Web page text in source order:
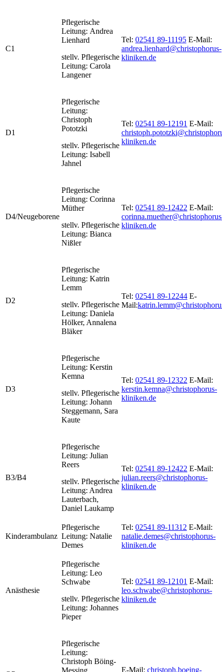
C1
Pflegerische
Leitung: Andrea
Lienhard
stellv. Pflegerische
Leitung: Carola
Langener
Tel: 02541 89-11195 E-Mail:
andrea.lienhard@christophorus-
kliniken.de
D1
Pflegerische
Leitung:
Christoph
Pototzki
stellv. Pflegerische
Leitung: Isabell
Jahnel
Tel: 02541 89-12191 E-Mail:
kliniken.de
D4/Neugeborene
Pflegerische
Leitung: Corinna
Müther
stellv. Pflegerische
Leitung: Bianca
Nißler
Tel: 02541 89-12422 E-Mail:
kliniken.de
D2
Pflegerische
Leitung: Katrin
Lemm
stellv. Pflegerische
Leitung: Daniela
Hölker, Annalena
Bläker
Tel: 02541 89-12244 E-
Mail:
D3
Pflegerische
Leitung: Kerstin
Kemna
stellv. Pflegerische
Leitung: Johann
Steggemann, Sara
Kaute
Tel: 02541 89-12322 E-Mail:
kerstin.kemna@christophorus-
kliniken.de
B3/B4
Pflegerische
Leitung: Julian
Reers
stellv. Pflegerische
Leitung: Andrea
Lauterbach,
Daniel Laukamp
Tel: 02541 89-12422 E-Mail:
julian.reers@christophorus-
kliniken.de
Kinderambulanz
Pflegerische
Leitung: Natalie
Demes
Tel: 02541 89-11312 E-Mail:
natalie.demes@christophorus-
kliniken.de
Anästhesie
Pflegerische
Leitung: Leo
Schwabe
stellv. Pflegerische
Leitung: Johannes
Pieper
Tel: 02541 89-12101 E-Mail:
leo.schwabe@christophorus-
kliniken.de
Pflegerische
Leitung:
Christoph Böing-
Messing
E-Mail: christoph.boeing-